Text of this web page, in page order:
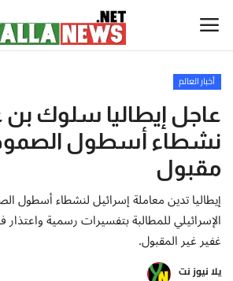
أخبار العالم
أخبار الوطن العربي
سياسة واقتصاد
رياضة
ثقافة وفن
أخبار العالم
عاجل إيطاليا سلوك بن
نشطاء أسطول الصمود
مقبول
إيطاليا تدين معاملة إسرائيل لنشطاء أسطول
الإسرائيلي للمطالبة بتفسيرات رسمية
غفير غير المقبول.
يلا نيوز نت